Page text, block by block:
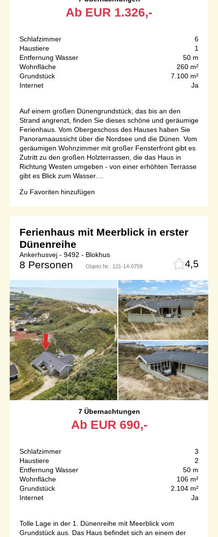
Ab EUR 1.326,-
Schlafzimmer
6
Haustiere
1
Entfernung Wasser
50 m
Wohnfläche
260 m²
Grundstück
7.100 m²
Internet
Ja
Auf einem großen Dünengrundstück, das bis an den
Strand angrenzt, finden Sie dieses schöne und geräumige
Ferienhaus. Vom Obergeschoss des Hauses haben Sie
Panoramaaussicht über die Nordsee und die Dünen. Vom
geräumigen Wohnzimmer mit großer Fensterfront gibt es
Zutritt zu den großen Holzterrassen, die das Haus in
Richtung Westen umgeben - von einer erhöhten Terrasse
gibt es Blick zum Wasser....
Zu Favoriten hinzufügen
Ferienhaus mit Meerblick in erster
Dünenreihe
Ankerhusvej - 9492 - Blokhus
8 Personen Objekt Nr.: 121-14-0759 4,5
7 Übernachtungen
Ab EUR 690,-
Schlafzimmer
3
Haustiere
2
Entfernung Wasser
50 m
Wohnfläche
106 m²
Grundstück
2.104 m²
Internet
Ja
Tolle Lage in der 1. Dünenreihe mit Meerblick vom
Grundstück aus. Das Haus befindet sich an einem der